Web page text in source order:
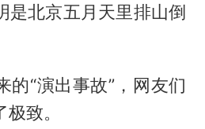
是北京五月天里排山倒
的“演出事故”，网友们
致。